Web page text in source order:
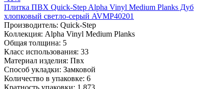
Плитка ПВХ Quick-Step Alpha Vinyl Medium Planks Дуб
хлопковый светло-серый AVMP40201
Производитель: Quick-Step
Коллекция: Alpha Vinyl Medium Planks
Общая толщина: 5
Класс использования: 33
Материал изделия: Пвх
Способ укладки: Замковой
Количество в упаковке: 6
Кратность упаковки: 1.873